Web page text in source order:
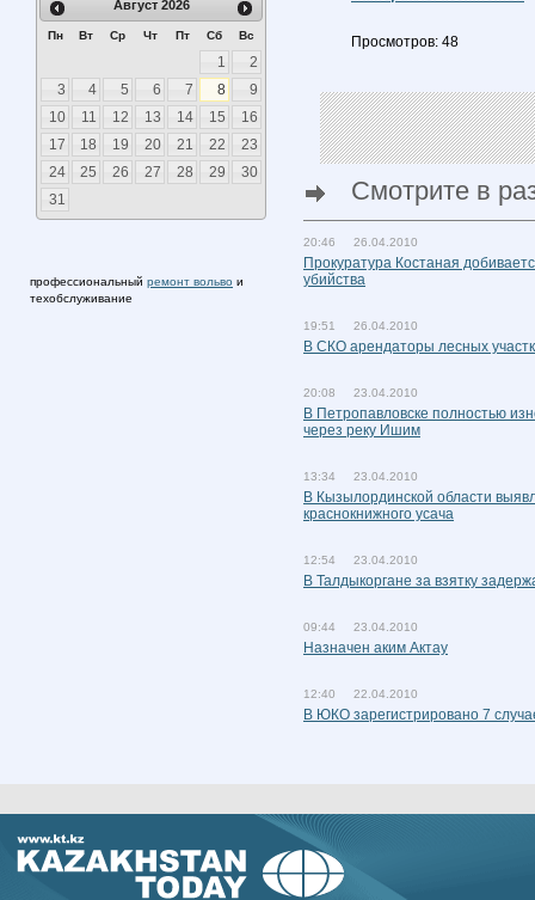
Август 2026
Пн Вт Ср Чт Пт Сб Вс
1
2
3
4 5 6 7 8
9
10
11 12 13 14 15
16
17
18 19 20 21 22
23
24
25 26 27 28 29
30
31
профессиональный ремонт вольво и
техобслуживание
Просмотров: 48
Смотрите в
20:46 26.04.2010
Прокуратура Костаная
убийства
19:51 26.04.2010
В СКО арендаторы лесных
20:08 23.04.2010
В Петропавловске полностью
через реку Ишим
13:34 23.04.2010
В Кызылординской области
краснокнижного усача
12:54 23.04.2010
В Талдыкоргане за взятку
09:44 23.04.2010
Назначен аким Актау
12:40 22.04.2010
В ЮКО зарегистрировано 7